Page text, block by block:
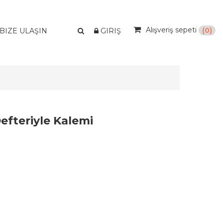
GIRIŞ Alışveriş sepeti (0)
BIZE ULAŞIN
Kalemi